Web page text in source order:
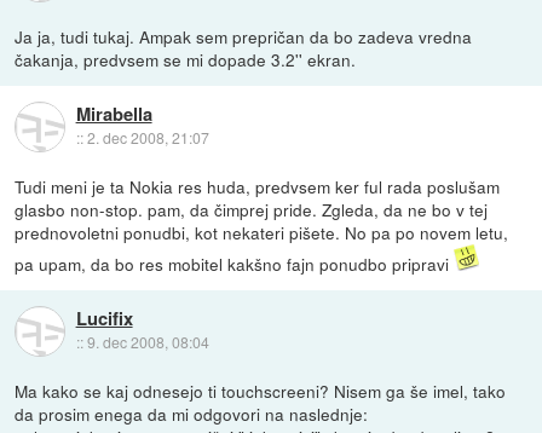
Ja ja, tudi tukaj. Ampak sem prepričan da bo zadeva vredna
čakanja, predvsem se mi dopade 3.2'' ekran.
Mirabella
::2. dec 2008, 21:07
Tudi meni je ta Nokia res huda, predvsem ker ful rada poslušam
glasbo non-stop. pam, da čimprej pride. Zgleda, da ne bo v tej
prednovoletni ponudbi, kot nekateri pišete. No pa po novem letu,
pa upam, da bo res mobitel kakšno fajn ponudbo pripravi
Lucifix
::9. dec 2008, 08:04
Ma kako se kaj odnesejo ti touchscreeni? Nisem ga še imel, tako
da prosim enega da mi odgovori na naslednje: